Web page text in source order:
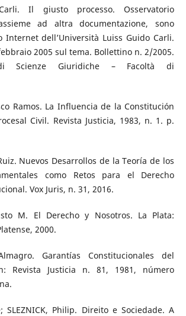
Il giusto processo. Osservatorio
ad altra documentazione, sono
dell’Università Luiss Guido Carli.
2005 sul tema. Bollettino n. 2/2005.
Scienze Giuridiche – Facoltà di
Ramos. La Influencia de la Constitución
Civil. Revista Justicia, 1983, n. 1. p.
Nuevos Desarrollos de la Teoría de los
como Retos para el Derecho
Vox Juris, n. 31, 2016.
M. El Derecho y Nosotros. La Plata:
2000.
Garantías Constitucionales del
Revista Justicia n. 81, 1981, número
SLEZNICK, Philip. Direito e Sociedade. A